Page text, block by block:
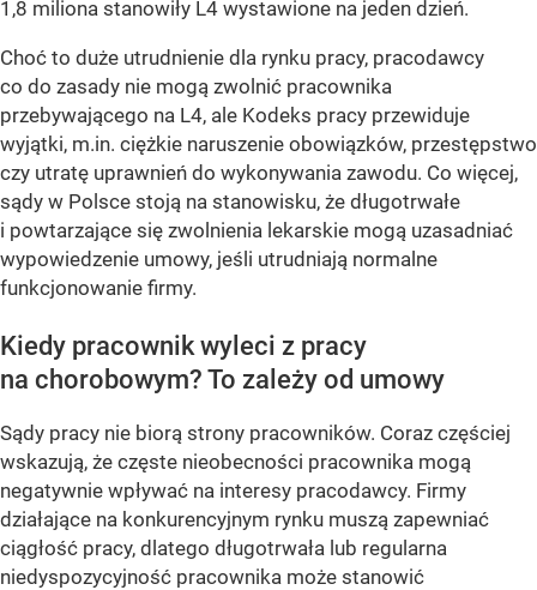
1,8 miliona stanowiły L4 wystawione na jeden dzień.
Choć to duże utrudnienie dla rynku pracy, pracodawcy
co do zasady nie mogą zwolnić pracownika
przebywającego na L4, ale Kodeks pracy przewiduje
wyjątki, m.in. ciężkie naruszenie obowiązków, przestępstwo
czy utratę uprawnień do wykonywania zawodu. Co więcej,
sądy w Polsce stoją na stanowisku, że długotrwałe
i powtarzające się zwolnienia lekarskie mogą uzasadniać
wypowiedzenie umowy, jeśli utrudniają normalne
funkcjonowanie firmy.
Kiedy pracownik wyleci z pracy
na chorobowym? To zależy od umowy
Sądy pracy nie biorą strony pracowników. Coraz częściej
wskazują, że częste nieobecności pracownika mogą
negatywnie wpływać na interesy pracodawcy. Firmy
działające na konkurencyjnym rynku muszą zapewniać
ciągłość pracy, dlatego długotrwała lub regularna
niedyspozycyjność pracownika może stanowić